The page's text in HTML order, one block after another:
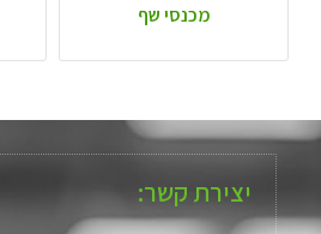
מכנסי שף
יצירת קשר: